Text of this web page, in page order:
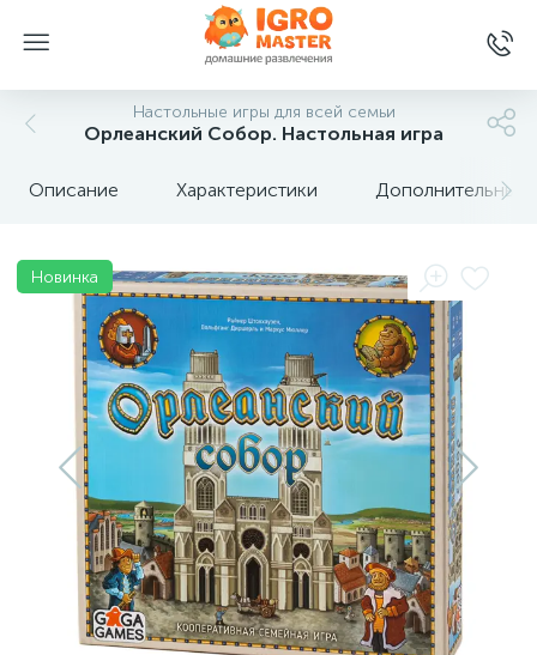
Настольные игры для всей семьи
Орлеанский Собор. Настольная игра
Описание Характеристики Дополнительные
Новинка